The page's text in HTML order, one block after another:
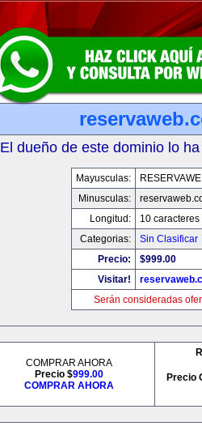
El dueño de este dominio lo
Mayusculas:
Minusculas:
Longitud:
10 caracteres
Categorias:
Sin Clasificar
Precio:
$999.00
Visitar!
Serán consideradas
COMPRAR AHORA
Precio $999.00
COMPRAR AHORA
Precio